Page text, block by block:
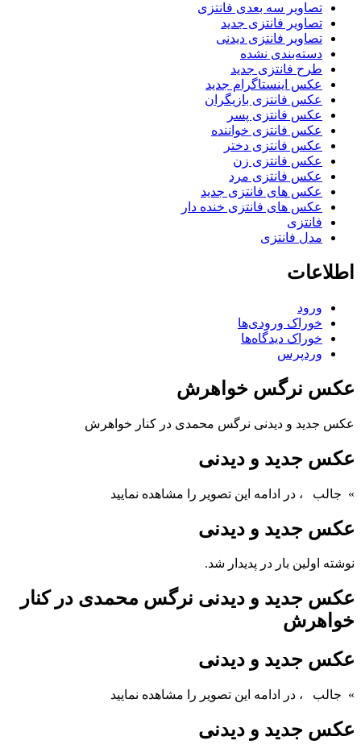
تصاویر سه بعدی فانتزی
تصاویر فانتزی جدید
تصاویر فانتزی دیدنی
دسته‌بندی نشده
طرح فانتزی جدید
عکس اینستاگرام جدید
عکس فانتزی بازیگران
عکس فانتزی پسر
عکس فانتزی خواننده
عکس فانتزی دختر
عکس فانتزی زن
عکس فانتزی مرد
عکس های فانتزی جدید
عکس های فانتزی خنده دار
فانتزی
مدل فانتزی
اطلاعات
ورود
خوراک ورودی‌ها
خوراک دیدگاه‌ها
وردپرس
عکس نرگس خواهرش
عکس جدید و دیدنی نرگس محمدی در کنار خواهرش
عکس جدید و دیدنی
» جالب ، در ادامه این تصویر را مشاهده نمایید
عکس جدید و دیدنی
نوشته اولین بار در پدیدار شد.
عکس جدید و دیدنی نرگس محمدی در کنار
خواهرش
عکس جدید و دیدنی
» جالب ، در ادامه این تصویر را مشاهده نمایید
عکس جدید و دیدنی